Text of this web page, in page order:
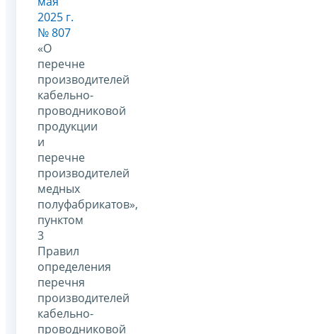
2025 г.
№ 807
«О
перечне
производителей
кабельно-
проводниковой
продукции
и
перечне
производителей
медных
полуфабрикатов»,
пунктом
3
Правил
определения
перечня
производителей
кабельно-
проводниковой